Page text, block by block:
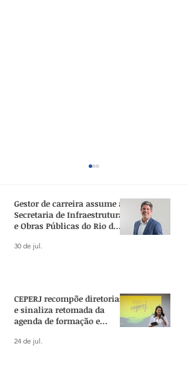
Planejamento
Territorial
Gestor de carreira assume a
Secretaria de Infraestrutura
e Obras Públicas do Rio de
30 de jul.
CEPERJ recompõe diretorias
e sinaliza retomada da
agenda de formação e
24 de jul.